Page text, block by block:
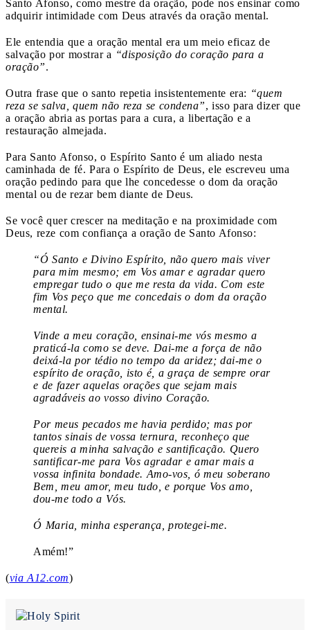
Santo Afonso, como mestre da oração, pode nos ensinar como
adquirir intimidade com Deus através da oração mental.
Ele entendia que a oração mental era um meio eficaz de
salvação por mostrar a “disposição do coração para a
oração”.
Outra frase que o santo repetia insistentemente era: “quem
reza se salva, quem não reza se condena”, isso para dizer que
a oração abria as portas para a cura, a libertação e a
restauração almejada.
Para Santo Afonso, o Espírito Santo é um aliado nesta
caminhada de fé. Para o Espírito de Deus, ele escreveu uma
oração pedindo para que lhe concedesse o dom da oração
mental ou de rezar bem diante de Deus.
Se você quer crescer na meditação e na proximidade com
Deus, reze com confiança a oração de Santo Afonso:
“Ó Santo e Divino Espírito, não quero mais viver
para mim mesmo; em Vos amar e agradar quero
empregar tudo o que me resta da vida. Com este
fim Vos peço que me concedais o dom da oração
mental.
Vinde a meu coração, ensinai-me vós mesmo a
praticá-la como se deve. Dai-me a força de não
deixá-la por tédio no tempo da aridez; dai-me o
espírito de oração, isto é, a graça de sempre orar
e de fazer aquelas orações que sejam mais
agradáveis ao vosso divino Coração.
Por meus pecados me havia perdido; mas por
tantos sinais de vossa ternura, reconheço que
quereis a minha salvação e santificação. Quero
santificar-me para Vos agradar e amar mais a
vossa infinita bondade. Amo-vos, ó meu soberano
Bem, meu amor, meu tudo, e porque Vos amo,
dou-me todo a Vós.
Ó Maria, minha esperança, protegei-me.
Amém!”
(via A12.com)